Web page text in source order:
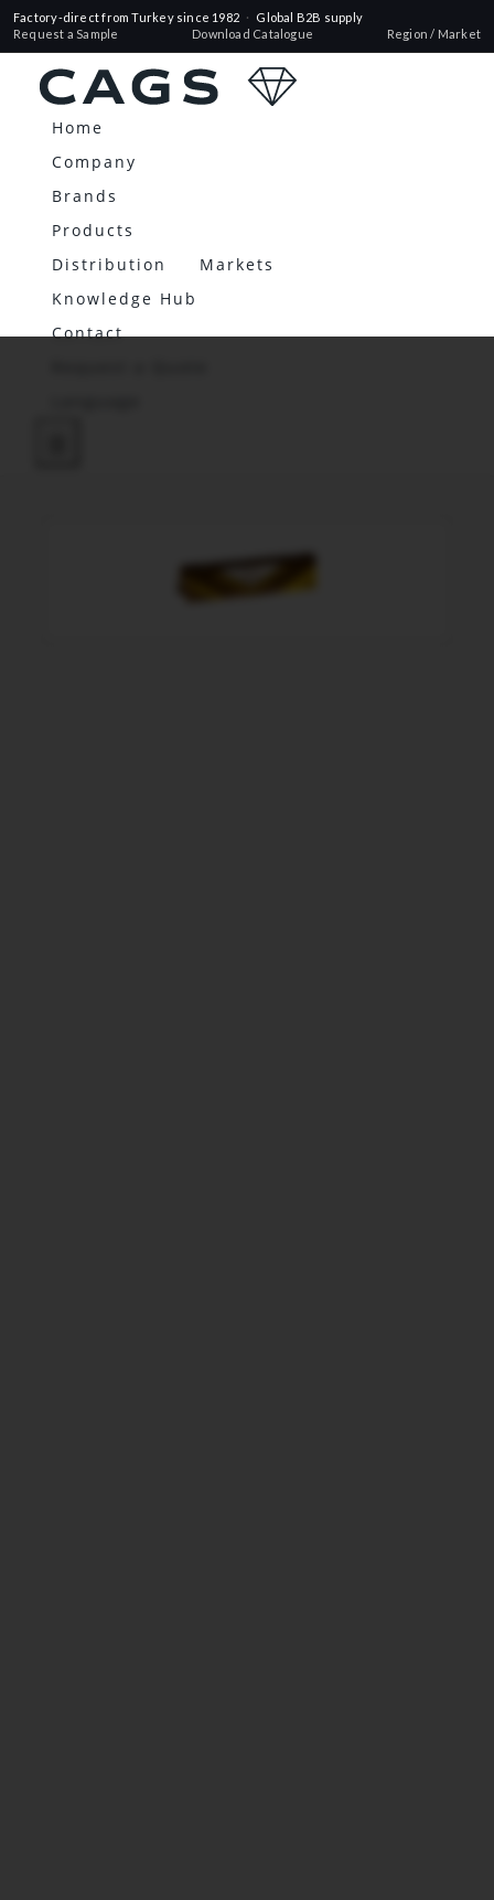
Factory-direct from Turkey since 1982 ·
Global B2B supply
Request a Sample
Download Catalogue Region / Market
Home
Company
Brands
Products
Distribution
Markets
Knowledge Hub
Contact